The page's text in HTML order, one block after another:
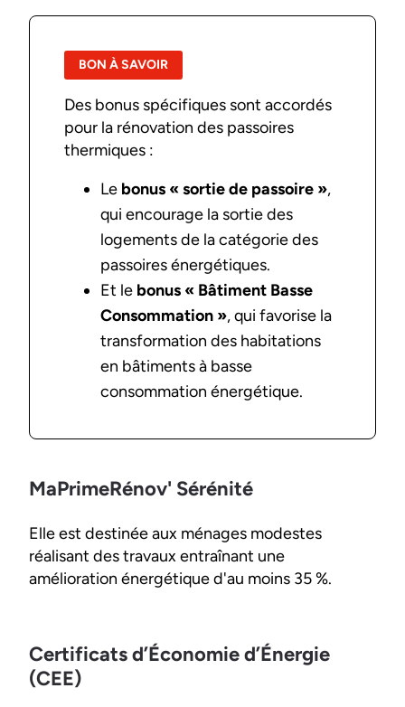
BON À SAVOIR
Des bonus spécifiques sont accordés
pour la rénovation des passoires
thermiques :
Le bonus « sortie de passoire »,
qui encourage la sortie des
logements de la catégorie des
passoires énergétiques.
Et le bonus « Bâtiment Basse
Consommation », qui favorise la
transformation des habitations
en bâtiments à basse
consommation énergétique.
MaPrimeRénov' Sérénité
Elle est destinée aux ménages modestes
réalisant des travaux entraînant une
amélioration énergétique d'au moins 35 %.
Certificats d’Économie d’Énergie
(CEE)